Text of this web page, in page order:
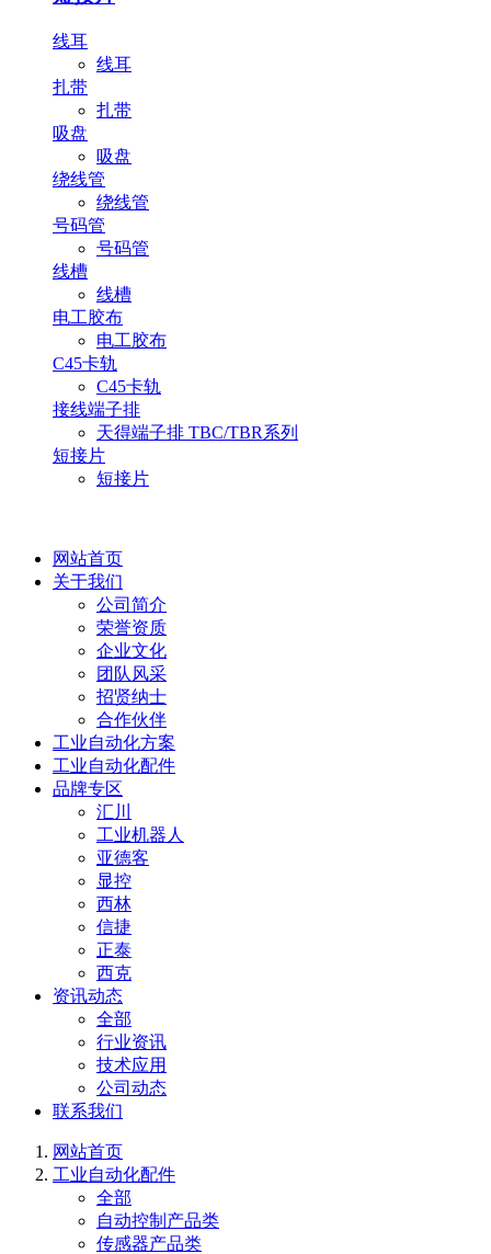
线耳
线耳
扎带
扎带
吸盘
吸盘
绕线管
绕线管
号码管
号码管
线槽
线槽
电工胶布
电工胶布
C45卡轨
C45卡轨
接线端子排
天得端子排 TBC/TBR系列
短接片
短接片
网站首页
关于我们
公司简介
荣誉资质
企业文化
团队风采
招贤纳士
合作伙伴
工业自动化方案
工业自动化配件
品牌专区
汇川
工业机器人
亚德客
显控
西林
信捷
正泰
西克
资讯动态
全部
行业资讯
技术应用
公司动态
联系我们
网站首页
工业自动化配件
全部
自动控制产品类
传感器产品类